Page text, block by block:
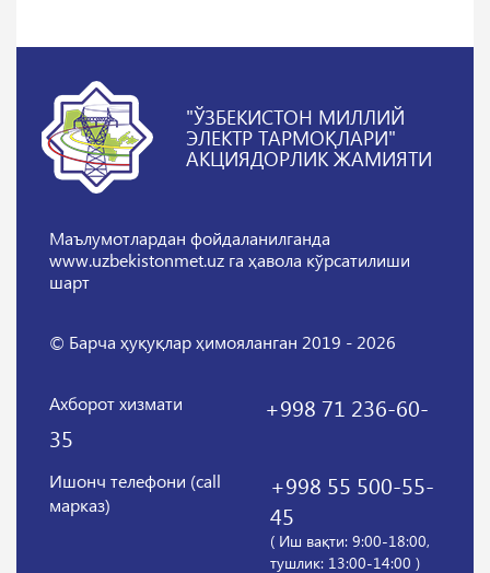
"ЎЗБЕКИСТОН МИЛЛИЙ
ЭЛЕКТР ТАРМОҚЛАРИ"
АКЦИЯДОРЛИК ЖАМИЯТИ
Маълумотлардан фойдаланилганда
www.uzbekistonmet.uz га ҳавола кўрсатилиши
шарт
© Барча ҳуқуқлар ҳимояланган 2019 - 2026
Ахборот хизмати
+998 71 236-60-
35
Ишонч телефони (call
марказ)
+998 55 500-55-
45
( Иш вақти: 9:00-18:00,
тушлик: 13:00-14:00 )